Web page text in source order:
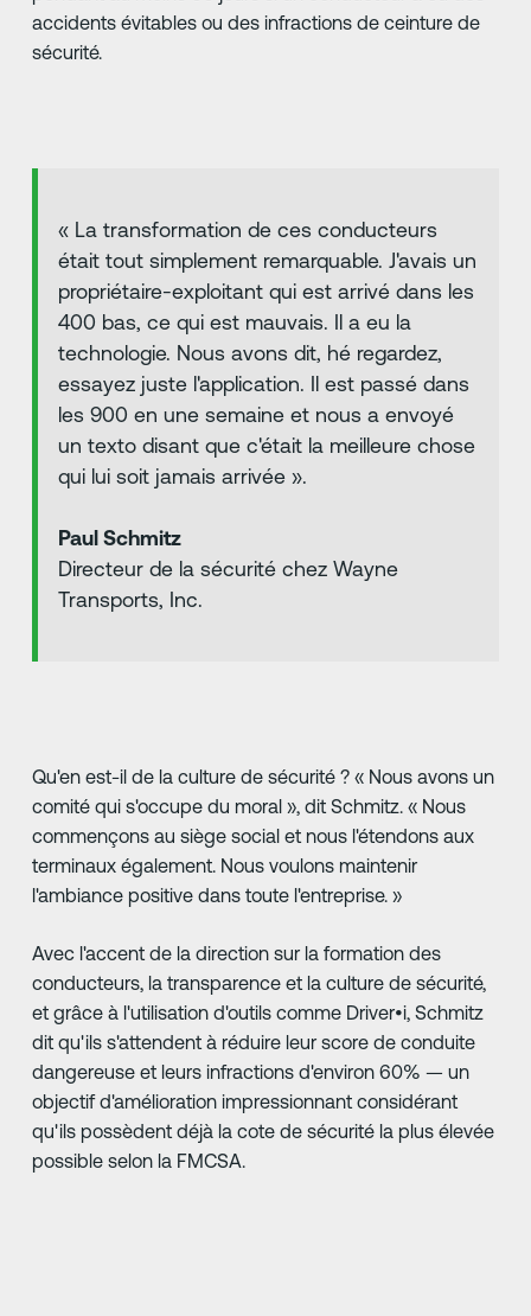
accidents évitables ou des infractions de ceinture de
sécurité.
« La transformation de ces conducteurs
était tout simplement remarquable. J'avais un
propriétaire-exploitant qui est arrivé dans les
400 bas, ce qui est mauvais. Il a eu la
technologie. Nous avons dit, hé regardez,
essayez juste l'application. Il est passé dans
les 900 en une semaine et nous a envoyé
un texto disant que c'était la meilleure chose
qui lui soit jamais arrivée ».
Paul Schmitz
Directeur de la sécurité chez Wayne
Transports, Inc.
Qu'en est-il de la culture de sécurité ? « Nous avons un
comité qui s'occupe du moral », dit Schmitz. « Nous
commençons au siège social et nous l'étendons aux
terminaux également. Nous voulons maintenir
l'ambiance positive dans toute l'entreprise. »
Avec l'accent de la direction sur la formation des
conducteurs, la transparence et la culture de sécurité,
et grâce à l'utilisation d'outils comme Driver•i, Schmitz
dit qu'ils s'attendent à réduire leur score de conduite
dangereuse et leurs infractions d'environ 60% — un
objectif d'amélioration impressionnant considérant
qu'ils possèdent déjà la cote de sécurité la plus élevée
possible selon la FMCSA.